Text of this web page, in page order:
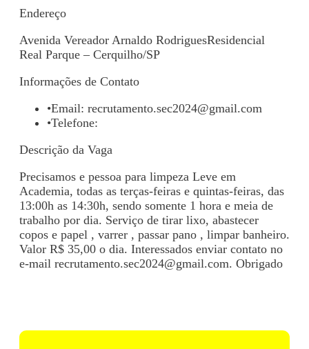
Endereço
Avenida Vereador Arnaldo RodriguesResidencial
Real Parque – Cerquilho/SP
Informações de Contato
•Email: recrutamento.sec2024@gmail.com
•Telefone:
Descrição da Vaga
Precisamos e pessoa para limpeza Leve em
Academia, todas as terças-feiras e quintas-feiras, das
13:00h as 14:30h, sendo somente 1 hora e meia de
trabalho por dia. Serviço de tirar lixo, abastecer
copos e papel , varrer , passar pano , limpar banheiro.
Valor R$ 35,00 o dia. Interessados enviar contato no
e-mail recrutamento.sec2024@gmail.com. Obrigado